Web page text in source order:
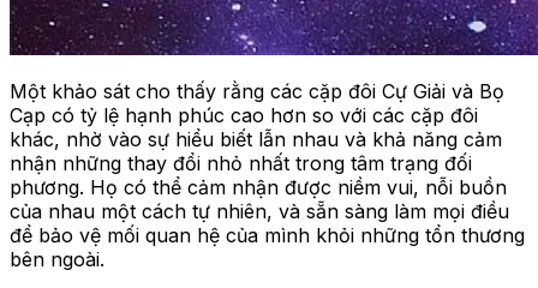
Một khảo sát cho thấy rằng các cặp đôi Cự Giải và Bọ
Cạp có tỷ lệ hạnh phúc cao hơn so với các cặp đôi
khác, nhờ vào sự hiểu biết lẫn nhau và khả năng cảm
nhận những thay đổi nhỏ nhất trong tâm trạng đối
phương. Họ có thể cảm nhận được niềm vui, nỗi buồn
của nhau một cách tự nhiên, và sẵn sàng làm mọi điều
để bảo vệ mối quan hệ của mình khỏi những tổn thương
bên ngoài.